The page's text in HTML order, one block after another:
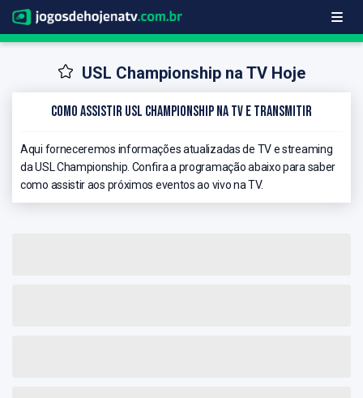
USL Championship na TV Hoje
Como Assistir USL Championship na TV e Transmitir
Aqui forneceremos informações atualizadas de TV e streaming
da USL Championship. Confira a programação abaixo para saber
como assistir aos próximos eventos ao vivo na TV.